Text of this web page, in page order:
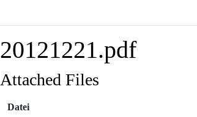
20121221.pdf
Attached Files
Datei